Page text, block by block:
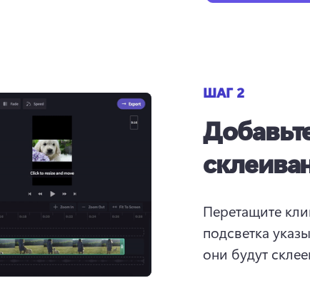
ШАГ 2
Перетащите
подсветка
они будут